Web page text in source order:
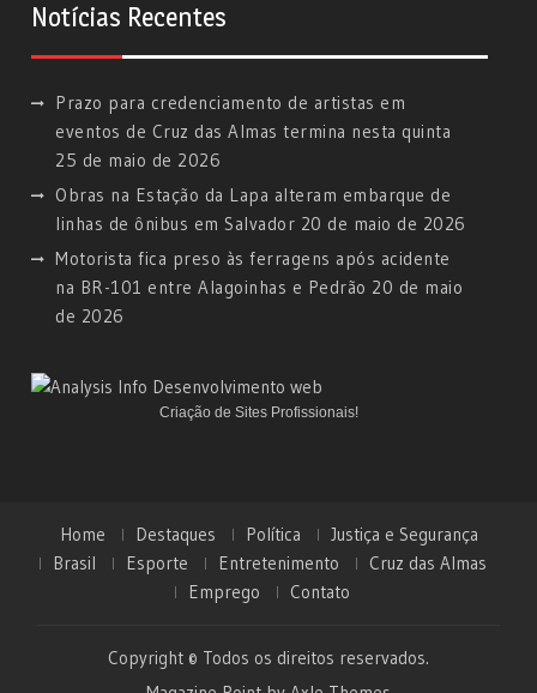
Notícias Recentes
Prazo para credenciamento de artistas em
eventos de Cruz das Almas termina nesta quinta
25 de maio de 2026
Obras na Estação da Lapa alteram embarque de
linhas de ônibus em Salvador 20 de maio de 2026
Motorista fica preso às ferragens após acidente
na BR-101 entre Alagoinhas e Pedrão 20 de maio
de 2026
Criação de Sites Profissionais!
Home Destaques Política
Justiça e Segurança
Brasil
Esporte Entretenimento
Cruz das Almas
Emprego
Contato
Copyright © Todos os direitos reservados.